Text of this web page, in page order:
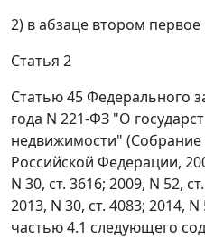
2) в абзаце втором
Статья 2
Статью 45 Федерального
года N 221-ФЗ "О
недвижимости" (Собрание
Российской Федерации,
N 30, ст. 3616; 2009, N 52,
2013, N 30, ст. 4083; 2014,
частью 4.1 следующего